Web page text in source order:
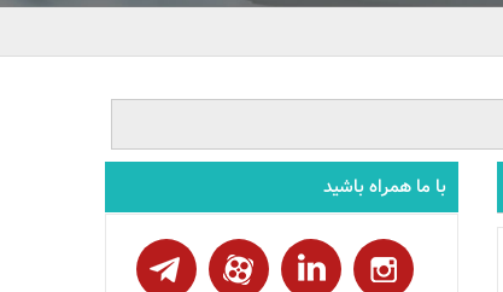
با ما همراه باشید